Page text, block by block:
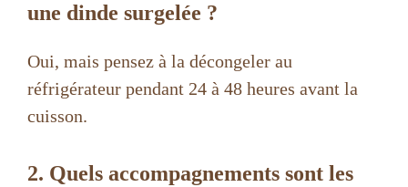
une dinde surgelée ?
Oui, mais pensez à la décongeler au
réfrigérateur pendant 24 à 48 heures avant la
cuisson.
2. Quels accompagnements sont les